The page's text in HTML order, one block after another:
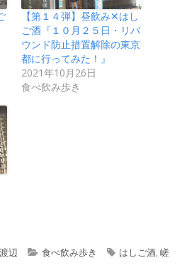
【第１４弾】昼飲み✕はし
ご酒『１０月２５日・リバ
ウンド防止措置解除の東京
都に行ってみた！』
2021年10月26日
食べ飲み歩き
辺
カ
食べ飲み歩き
タ
はしご酒,嵯